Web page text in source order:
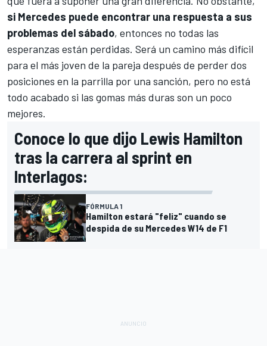
si Mercedes puede encontrar una respuesta a sus
problemas del sábado, entonces no todas las
esperanzas están perdidas. Será un camino más difícil
para el más joven de la pareja después de perder dos
posiciones en la parrilla por una sanción, pero no está
todo acabado si las gomas más duras son un poco
mejores.
Conoce lo que dijo Lewis Hamilton
tras la carrera al sprint en
Interlagos:
FÓRMULA 1
Hamilton estará "feliz" cuando se
despida de su Mercedes W14 de F1